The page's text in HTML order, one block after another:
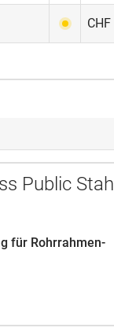
Public
für Rohrrahmen-